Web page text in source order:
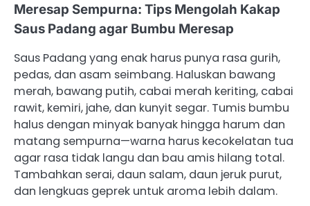
Meresap Sempurna: Tips Mengolah Kakap
Saus Padang agar Bumbu Meresap
Saus Padang yang enak harus punya rasa gurih,
pedas, dan asam seimbang. Haluskan bawang
merah, bawang putih, cabai merah keriting, cabai
rawit, kemiri, jahe, dan kunyit segar. Tumis bumbu
halus dengan minyak banyak hingga harum dan
matang sempurna—warna harus kecokelatan tua
agar rasa tidak langu dan bau amis hilang total.
Tambahkan serai, daun salam, daun jeruk purut,
dan lengkuas geprek untuk aroma lebih dalam.